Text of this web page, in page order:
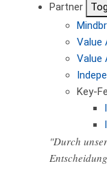
Partner
Value
Value
Key-
"Durch